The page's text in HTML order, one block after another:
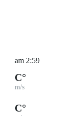
2:59 am
°C
m/s
°C